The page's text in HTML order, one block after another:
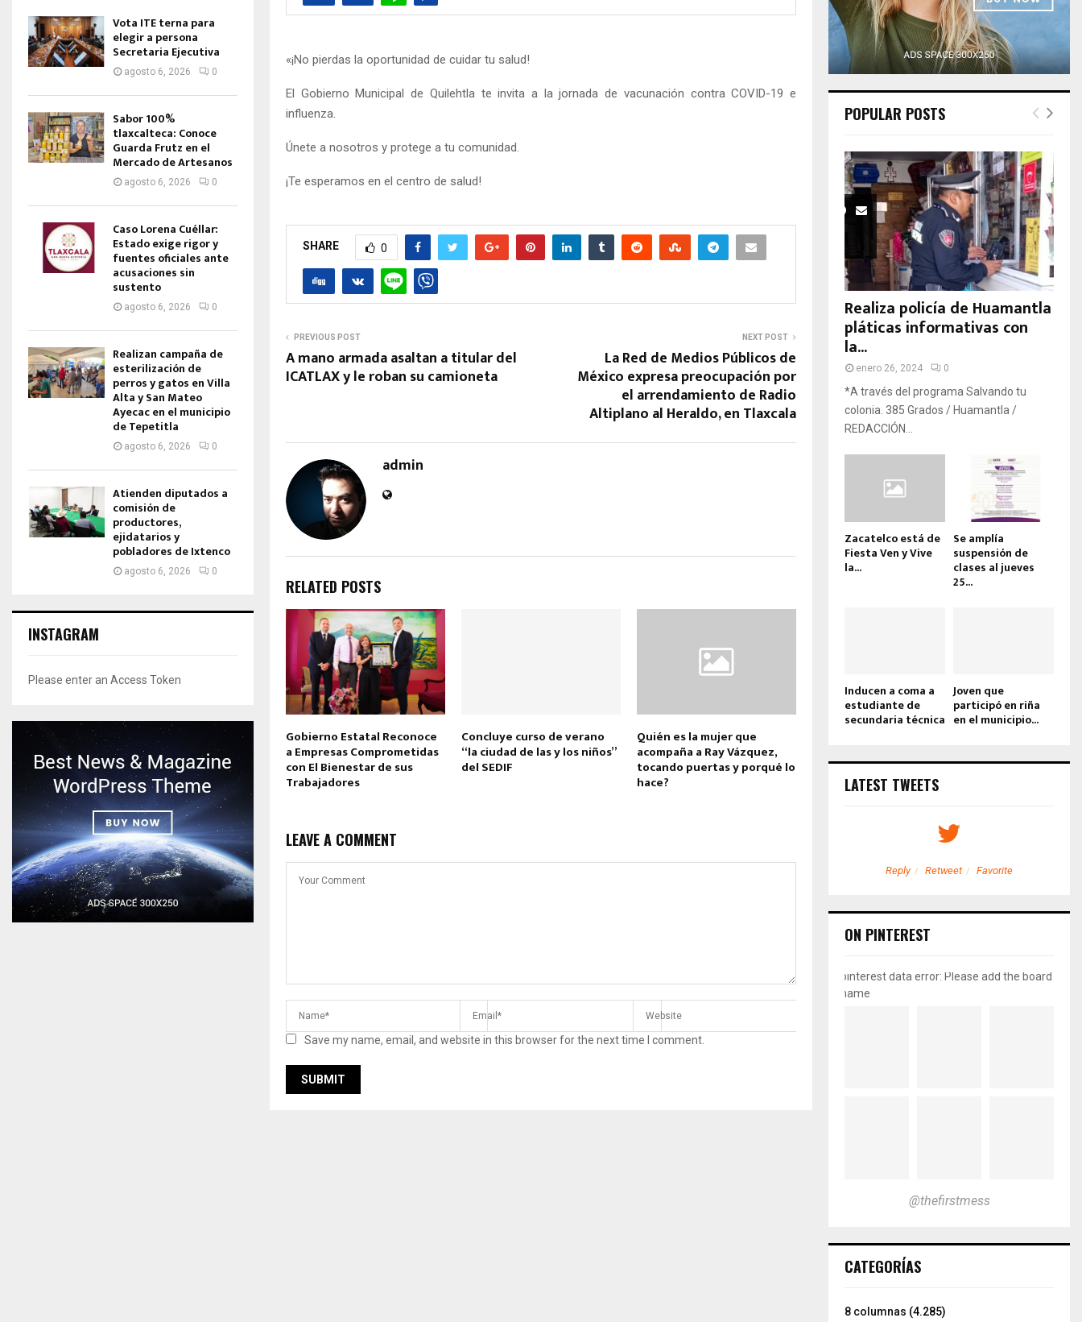
«¡No pierdas la oportunidad de cuidar tu salud!
El Gobierno Municipal de Quilehtla te invita a la jornada de vacunación contra COVID-19 e
influenza.
Únete a nosotros y protege a tu comunidad.
¡Te esperamos en el centro de salud!
SHARE 0
PREVIOUS POST
A mano armada asaltan a titular del
ICATLAX y le roban su camioneta
NEXT POST
La Red de Medios Públicos de
México expresa preocupación por
el arrendamiento de Radio
Altiplano al Heraldo, en Tlaxcala
admin
RELATED POSTS
Gobierno Estatal Reconoce
a Empresas Comprometidas
con El Bienestar de sus
Trabajadores
Concluye curso de verano
“la ciudad de las y los niños”
del SEDIF
Quién es la mujer que
acompaña a Ray Vázquez,
tocando puertas y porqué lo
hace?
LEAVE A COMMENT
Save my name, email, and website in this browser for the next time I comment.
Vota ITE terna para
elegir a persona
Secretaria Ejecutiva
agosto 6, 2026 0
Sabor 100%
tlaxcalteca: Conoce
Guarda Frutz en el
Mercado de Artesanos
agosto 6, 2026 0
Caso Lorena Cuéllar:
Estado exige rigor y
fuentes oficiales ante
acusaciones sin
sustento
agosto 6, 2026 0
Realizan campaña de
esterilización de
perros y gatos en Villa
Alta y San Mateo
Ayecac en el municipio
de Tepetitla
agosto 6, 2026 0
Atienden diputados a
comisión de
productores,
ejidatarios y
pobladores de Ixtenco
agosto 6, 2026 0
INSTAGRAM
Please enter an Access Token
POPULAR POSTS
Realiza policía de Huamantla
pláticas informativas con
la...
enero 26, 2024 0
*A través del programa Salvando tu
colonia. 385 Grados / Huamantla /
REDACCIÓN...
Zacatelco está de
Fiesta Ven y Vive
la...
Se amplía
suspensión de
clases al jueves
25...
Inducen a coma a
estudiante de
secundaria técnica
Joven que
participó en riña
en el municipio...
LATEST TWEETS
Reply Retweet Favorite
ON PINTEREST
pinterest data error: Please add the board
name
@thefirstmess
CATEGORÍAS
8 columnas (4.285)